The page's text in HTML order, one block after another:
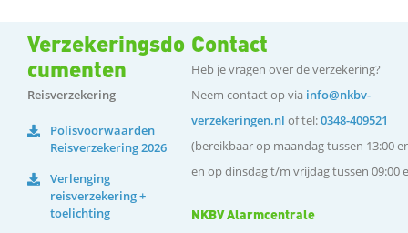
Verzekeringsdo
cumenten
Reisverzekering
Polisvoorwaarden
Reisverzekering 2026
Verlenging
reisverzekering +
toelichting
Contact
Heb je vragen over de verzekering?
Neem contact op via info@nkbv-
verzekeringen.nl of tel:0348-409521
(bereikbaar op maandag tussen 13:00
en op dinsdag t/m vrijdag tussen 09:00
NKBV Alarmcentrale